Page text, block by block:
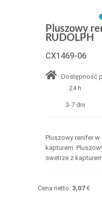
Pluszowy
RUDOLPH
CX1469-06
Dostępność
24 h
3-7 dni
Pluszowy renifer
kapturem.
swetrze z
Cena netto: 3,07€